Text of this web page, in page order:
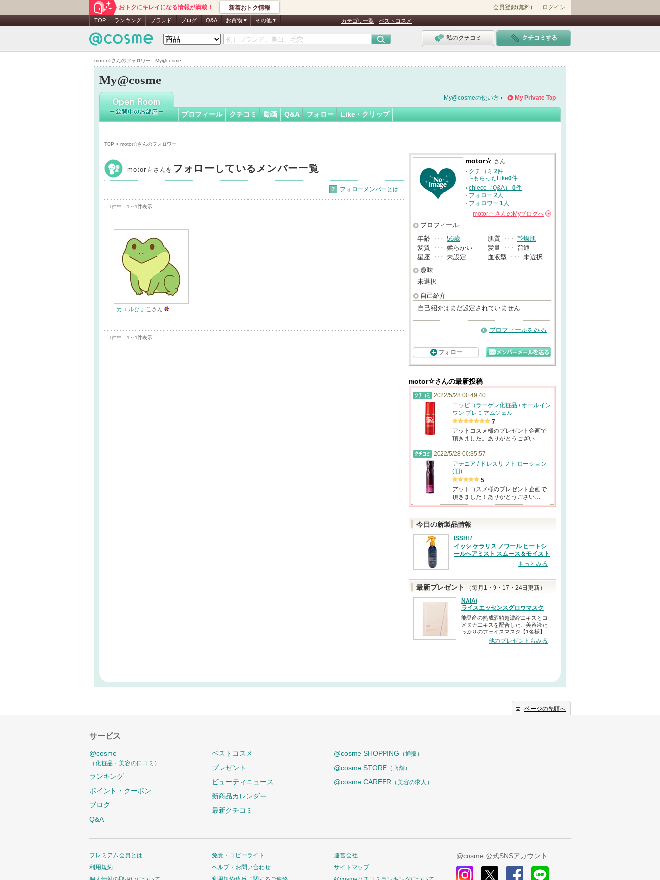
motor☆さんのフォロワー - My@cosme
おトクにキレイになる情報が満載！ 新着おトク情報 会員登録(無料) ログイン
TOP ランキング ブランド ブログ Q&A お買物 その他 カテゴリ一覧 ベストコスメ
私のクチコミ クチコミする
My@cosme
motor☆さん
My Private Top
My@cosmeの使い方
プロフィール クチコミ 動画 Q&A フォロー Like・クリップ
TOP > motor☆さんのフォロワー
motor☆ さんを フォローしているメンバー一覧
? フォローメンバーとは
1件中 1～1件表示
カエルぴょこ さん
1件中 1～1件表示
motor☆ さん
クチコミ 2件
└もらったLike0件
chieco（Q&A） 0件
フォロー 2人
フォロワー 1人
motor☆ さんのMyブログへ
プロフィール
年齢 ･･･ 56歳 肌質 ･･･ 乾燥肌
髪質 ･･･ 柔らかい 髪量 ･･･ 普通
星座 ･･･ 未設定 血液型 ･･･ 未選択
趣味
未選択
自己紹介
自己紹介はまだ設定されていません
プロフィールをみる
フォロー
motor☆さんの最新投稿
2022/5/28 00:49:40
ニッピコラーゲン化粧品 / オールイン
ワン プレミアムジェル
7
アットコスメ様のプレゼント企画で
頂きました。ありがとうござい…
2022/5/28 00:35:57
アテニア / ドレスリフト ローション
(旧)
5
アットコスメ様のプレゼント企画で
頂きました！ありがとうござい…
今日の新製品情報
ISSHI /
イッシ ケラリス ノワール ヒートシ
ールヘアミスト スムース＆モイスト
もっとみる
最新プレゼント
（毎月1・9・17・24日更新）
NAIA/
ライスエッセンスグロウマスク
能登産の熟成酒粕超濃縮エキスとコ
メヌカエキスを配合した、美容液た
っぷりのフェイスマスク【1名様】
他のプレゼントもみる
ページの先頭へ
サービス
@cosme
（化粧品・美容の口コミ）
ランキング
ポイント・クーポン
ブログ
Q&A
ベストコスメ
プレゼント
ビューティニュース
新商品カレンダー
最新クチコミ
@cosme SHOPPING （通販）
@cosme STORE （店舗）
@cosme CAREER （美容の求人）
プレミアム会員とは
利用規約
免責・コピーライト
ヘルプ・お問い合わせ
運営会社
サイトマップ
@cosme 公式SNSアカウント